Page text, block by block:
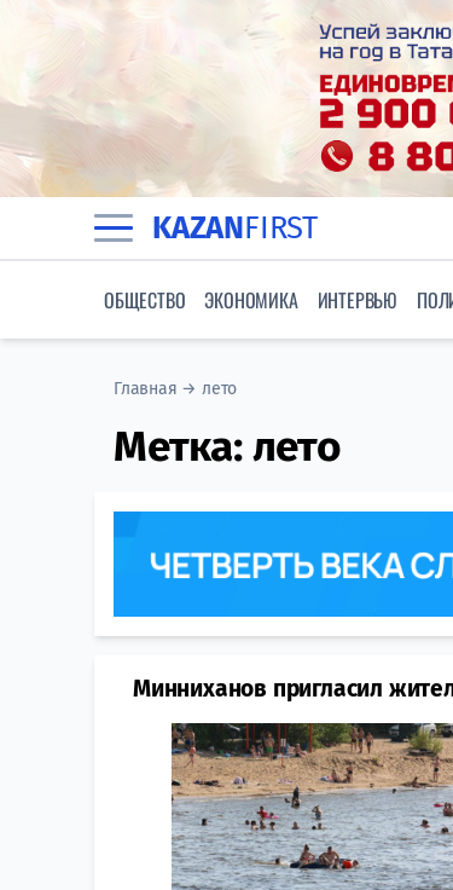
KAZANFIRST
ОБЩЕСТВО ЭКОНОМИКА ИНТЕРВЬЮ
Главная →лето
Метка:лето
Минниханов пригласил